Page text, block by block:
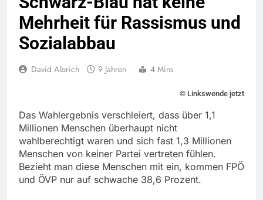
Mehrheit für Rassismus und
Sozialabbau
David Albrich 9 Jahren 4 Mins
© Linkswende jetzt
Das Wahlergebnis verschleiert, dass über 1,1
Millionen Menschen überhaupt nicht
wahlberechtigt waren und sich fast 1,3 Millionen
Menschen von keiner Partei vertreten fühlen.
Bezieht man diese Menschen mit ein, kommen FPÖ
und ÖVP nur auf schwache 38,6 Prozent.